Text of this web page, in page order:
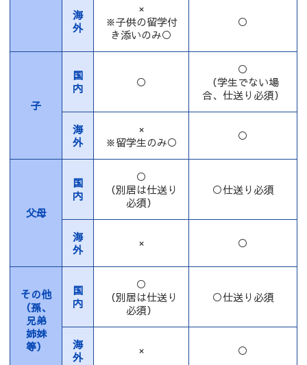
海
外
×
※子供の留学付
き添いのみ○
○
子
国
内
○
○
（学生でない場
合、仕送り必須）
海
外
×
※留学生のみ○
○
父母
国
内
○
（別居は仕送り
必須）
○仕送り必須
海
外
× ○
その他
（孫、
兄弟
姉妹
等）
国
内
○
（別居は仕送り
必須）
○仕送り必須
海
外
× ○